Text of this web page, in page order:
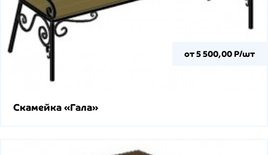
от 5 500,00 Р/шт
Скамейка «Гала»